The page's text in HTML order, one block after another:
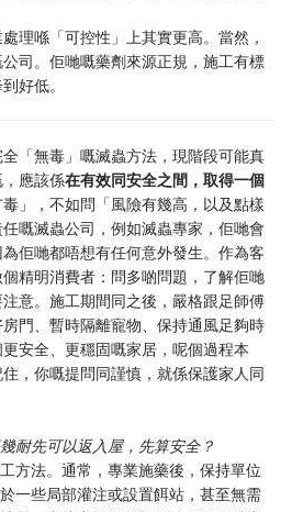
理喺「可控性」上其實更高。當然，
司。佢哋嘅藥劑來源正規，施工有標
好低。
「無毒」嘅滅蟲方法，現階段可能真
應該係在有效同安全之間，取得一個
」，不如問「風險有幾高，以及點樣
嘅滅蟲公司，例如滅蟲專家，佢哋會
佢哋都唔想有任何意外發生。作為客
精明消費者：問多啲問題，了解佢哋
意。施工期間同之後，嚴格跟足師傅
門、暫時隔離寵物、保持通風足夠時
安全、更穩固嘅家居，呢個過程本
，你嘅提問同謹慎，就係保護家人同
耐先可以返入屋，先算安全？
方法。通常，專業施藥後，保持單位
一些局部灌注或設置餌站，甚至無需